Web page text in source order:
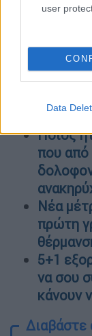
user
Data
Πεδίο
ρωσικά
- Ποιοι
Ποιος
που από
Νέα
πρώτη
5+1
να σου
κάνουν
Διαβάστε